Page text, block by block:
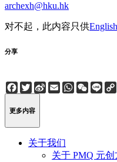
archexh@hku.hk
对不起，此内容只供English
分享
Facebook
Twitter
Sina
Weibo
EmailWhatsApp
WeChat
Line
更多内容
关于我们
关于 PMQ 元创